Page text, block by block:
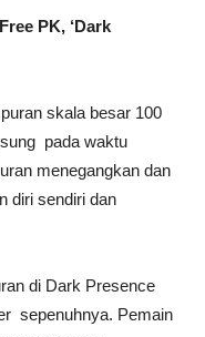
PK, ‘Dark
skala besar 100
pada waktu
menegangkan dan
diri sendiri dan
di Dark Presence
sepenuhnya. Pemain